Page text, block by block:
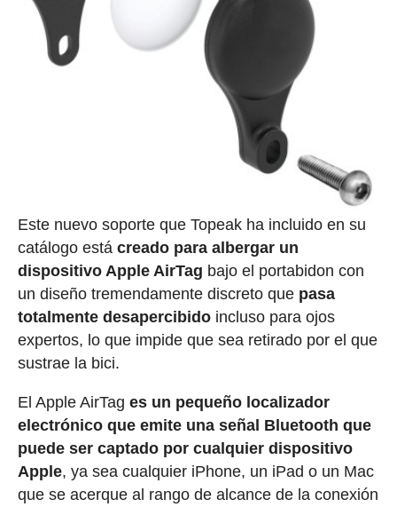
Este nuevo soporte que Topeak ha incluido en su
catálogo está creado para albergar un
dispositivo Apple AirTag bajo el portabidon con
un diseño tremendamente discreto que pasa
totalmente desapercibidoincluso para ojos
expertos, lo que impide que sea retirado por el que
sustrae la bici.
El Apple AirTag es un pequeño localizador
electrónico que emite una señal Bluetooth que
puede ser captado por cualquier dispositivo
Apple, ya sea cualquier iPhone, un iPad o un Mac
que se acerque al rango de alcance de la conexión